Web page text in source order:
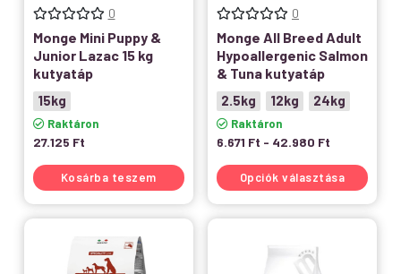
0
Monge Mini Puppy &
Junior Lazac 15 kg
kutyatáp
15kg
Raktáron
27.125 Ft
Kosárba teszem
0
Monge All Breed Adult
Hypoallergenic Salmon
& Tuna kutyatáp
2.5kg 12kg 24kg
Raktáron
6.671 Ft - 42.980 Ft
Opciók választása